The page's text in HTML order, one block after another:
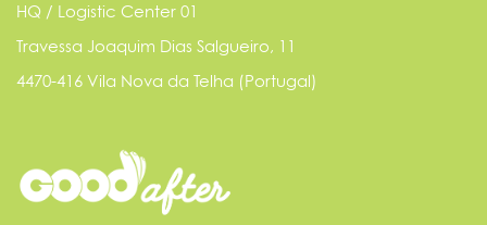
HQ / Logistic Center 01
Travessa Joaquim Dias Salgueiro, 11
4470-416 Vila Nova da Telha (Portugal)